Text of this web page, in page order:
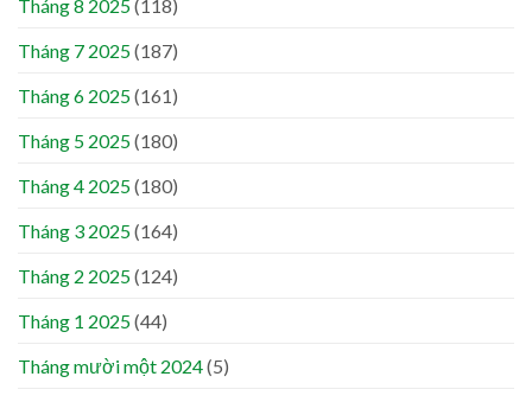
Tháng 8 2025(118)
Tháng 7 2025(187)
Tháng 6 2025(161)
Tháng 5 2025(180)
Tháng 4 2025(180)
Tháng 3 2025(164)
Tháng 2 2025(124)
Tháng 1 2025(44)
Tháng mười một 2024(5)